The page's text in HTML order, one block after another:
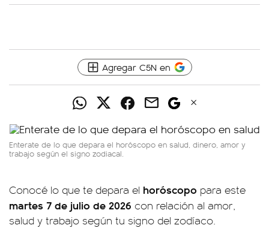
Agregar C5N en
Enterate de lo que depara el horóscopo en salud, dinero, amor y
trabajo según el signo zodiacal.
Conocé lo que te depara el horóscopo para este
martes 7 de julio de 2026 con relación al amor,
salud y trabajo según tu signo del zodíaco.